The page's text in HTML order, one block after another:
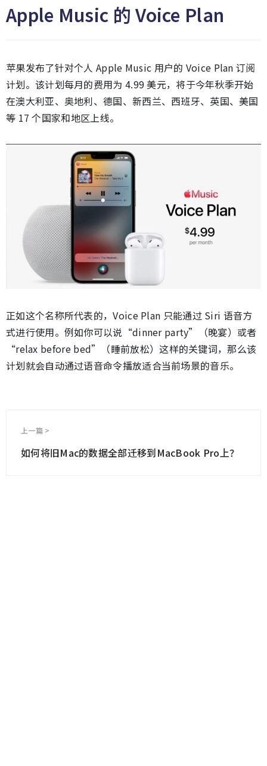
Apple Music 的 Voice Plan
苹果发布了针对个人 Apple Music 用户的 Voice Plan 订阅
计划。该计划每月的费用为 4.99 美元，将于今年秋季开始
在澳大利亚、奥地利、德国、新西兰、西班牙、英国、美国
等 17 个国家和地区上线。
正如这个名称所代表的，Voice Plan 只能通过 Siri 语音方
式进行使用。例如你可以说“dinner party”（晚宴）或者
“relax before bed”（睡前放松）这样的关键词，那么该
计划就会自动通过语音命令播放适合当前场景的音乐。
上一篇 >
如何将旧Mac的数据全部迁移到MacBook Pro上？